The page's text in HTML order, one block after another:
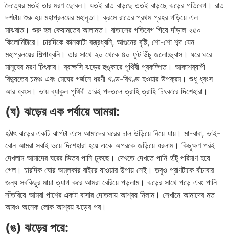
দৈত্যের মতই তার মরণ ছোবল। যতই রাত বাড়ছে ততই বাড়ছে ঝড়ের গতিবেগ। রাত
দশটায় শুরু হয় মহাপ্রলয়ের মহানৃতা। ক্রমে রাতের প্রথম প্রহর গড়িয়ে এল
মাঝরাত। শুরু হল কেয়ামতের আলামত। বাতাসের গতিবেগ গিয়ে দাঁড়াল ২৫০
কিলোমিটারে। চারদিকে কানফাটা বজ্রধ্বনি, আগুনের বৃষ্টি, শো-শো শব্দ যেন
মহাপ্রলয়ের শিল্পাধ্বনি। তার সাথে ২০ থেকে ৪০ ফুট উঁচু জলোচ্ছ্বাস। ঘরে ঘরে
মানুষের মরণ চিৎকার। ব্রাক্ষসি ঝড়ের হুঙ্কারে পৃথিবী প্রকম্পিত। আকাশব্যাপী
বিদ্যুতের চমঞ্চ এবং মেঘের গর্জনে ধরণী খণ্ড-বিখণ্ড হওয়ার উপক্রম। শুধু ধ্বংস
আর ধ্বংস। ভায় ব্যাকুল পৃথিবী তারই পদতলে ত্রাহি ত্রাহি চিৎকারে দিশেহারা।
(ঘ) ঝড়ের এক পর্যায়ে আমরা:
হঠাৎ ঝড়ের একটি ঝাপটা এসে আমাদের ঘরের চাল উড়িয়ে নিয়ে যায়। মা-বাবা, ভাই-
বোন আমরা সবাই ভয়ে দিশেহারা হয়ে একে অপরকে জড়িয়ে ধরলাম। কিছুক্ষণ পরই
দেখলাম আমাদের ঘরের ভিতর পানি ঢুকছে। দেখতে দেখতে পানি হাঁটু পরিমাণ হয়ে
গেল। চারদিক ঘোর অম্লকার বাইরে যাওয়ার উপায় নেই। তবুও প্রাণটাকে বাঁচাবার
জন্য সবকিছুর মায়া ত্যাগ করে আমরা বেরিয়ে পড়লাম। ঝড়ের সাথে পড়ে এবং পানি
সাঁতরিয়ে আমরা পাশের একটা বাসার দোতলায় আশ্রয় নিলাম। সেখানে আমাদের মত
আরও অনেক লোক আশ্রয় ঝড়ের পর।
(ঙ) ঝড়ের পরে: